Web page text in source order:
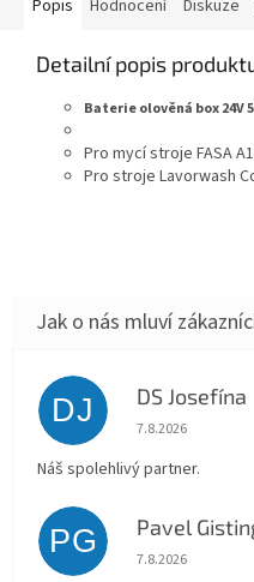
Popis Hodnocení Diskuze
Detailní popis
Baterie olověná box 24V
Pro mycí stroje FASA
Pro stroje Lavorwash
DJ DS Josefína
Hodnocení
7.8.2026
Náš spolehlivý partner.
PG Pavel
Hodnocení
7.8.2026